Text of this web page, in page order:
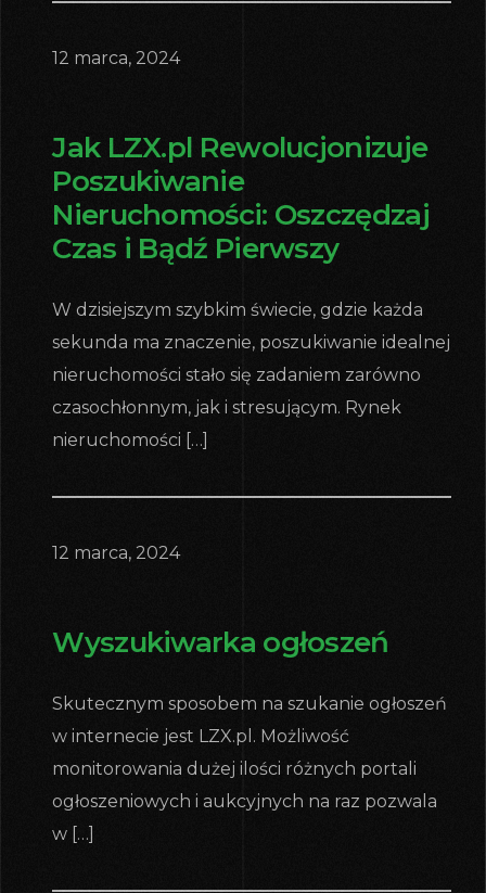
12 marca, 2024
Jak LZX.pl Rewolucjonizuje
Poszukiwanie
Nieruchomości: Oszczędzaj
Czas i Bądź Pierwszy
W dzisiejszym szybkim świecie, gdzie każda
sekunda ma znaczenie, poszukiwanie idealnej
nieruchomości stało się zadaniem zarówno
czasochłonnym, jak i stresującym. Rynek
nieruchomości […]
12 marca, 2024
Wyszukiwarka ogłoszeń
Skutecznym sposobem na szukanie ogłoszeń
w internecie jest LZX.pl. Możliwość
monitorowania dużej ilości różnych portali
ogłoszeniowych i aukcyjnych na raz pozwala
w […]